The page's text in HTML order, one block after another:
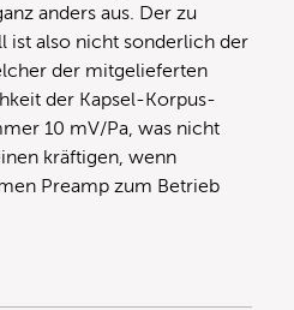
anders aus. Der zu
ist also nicht sonderlich der
der mitgelieferten
der Kapsel-Korpus-
10 mV/Pa, was nicht
kräftigen, wenn
Preamp zum Betrieb